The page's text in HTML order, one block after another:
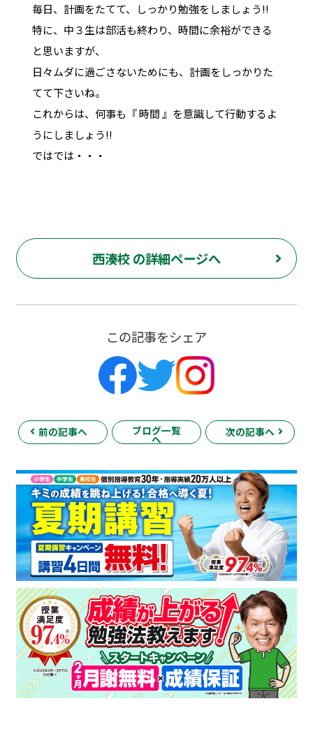
毎日、計画をたてて、しっかり勉強をしましょう!!
特に、中３生は部活も終わり、時間に余裕ができる
と思いますが、
日々ムダに過ごさないためにも、計画をしっかりた
てて下さいね。
これからは、何事も『 時間 』を意識して行動するよ
うにしましょう!!
ではでは・・・
西湊校 の詳細ページへ
この記事をシェア
前の記事へ ブログ一覧
へ
次の記事へ